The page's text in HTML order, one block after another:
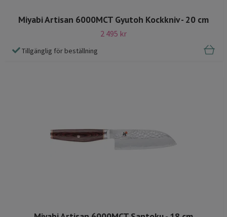
Miyabi Artisan 6000MCT Gyutoh Kockkniv - 20 cm
2 495 kr
Tillgänglig för beställning